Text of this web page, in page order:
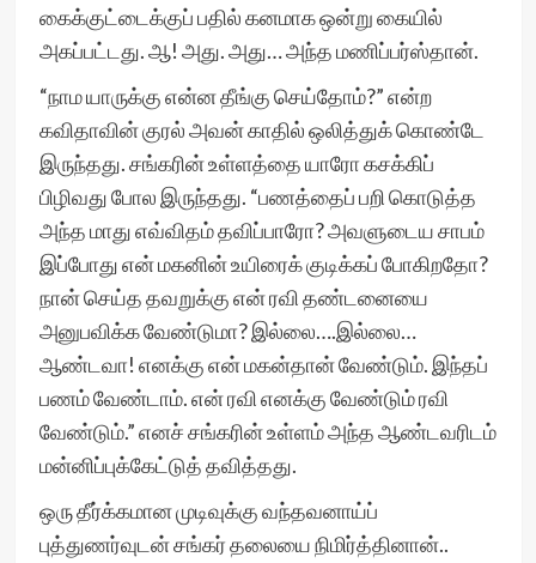
கைக்குட்டைக்குப் பதில் கனமாக ஒன்று கையில்
அகப்பட்டது. ஆ! அது. அது… அந்த மணிப்பர்ஸ்தான்.
“நாம யாருக்கு என்ன தீங்கு செய்தோம்?” என்ற
கவிதாவின் குரல் அவன் காதில் ஒலித்துக் கொண்டே
இருந்தது. சங்கரின் உள்ளத்தை யாரோ கசக்கிப்
பிழிவது போல இருந்தது. “பணத்தைப் பறி கொடுத்த
அந்த மாது எவ்விதம் தவிப்பாரோ? அவளுடைய சாபம்
இப்போது என் மகனின் உயிரைக் குடிக்கப் போகிறதோ?
நான் செய்த தவறுக்கு என் ரவி தண்டனையை
அனுபவிக்க வேண்டுமா? இல்லை….இல்லை…
ஆண்டவா! எனக்கு என் மகன்தான் வேண்டும். இந்தப்
பணம் வேண்டாம். என் ரவி எனக்கு வேண்டும் ரவி
வேண்டும்.” எனச் சங்கரின் உள்ளம் அந்த ஆண்டவரிடம்
மன்னிப்புக்கேட்டுத் தவித்தது.
ஒரு தீர்க்கமான முடிவுக்கு வந்தவனாய்ப்
புத்துணர்வுடன் சங்கர் தலையை நிமிர்த்தினான்..